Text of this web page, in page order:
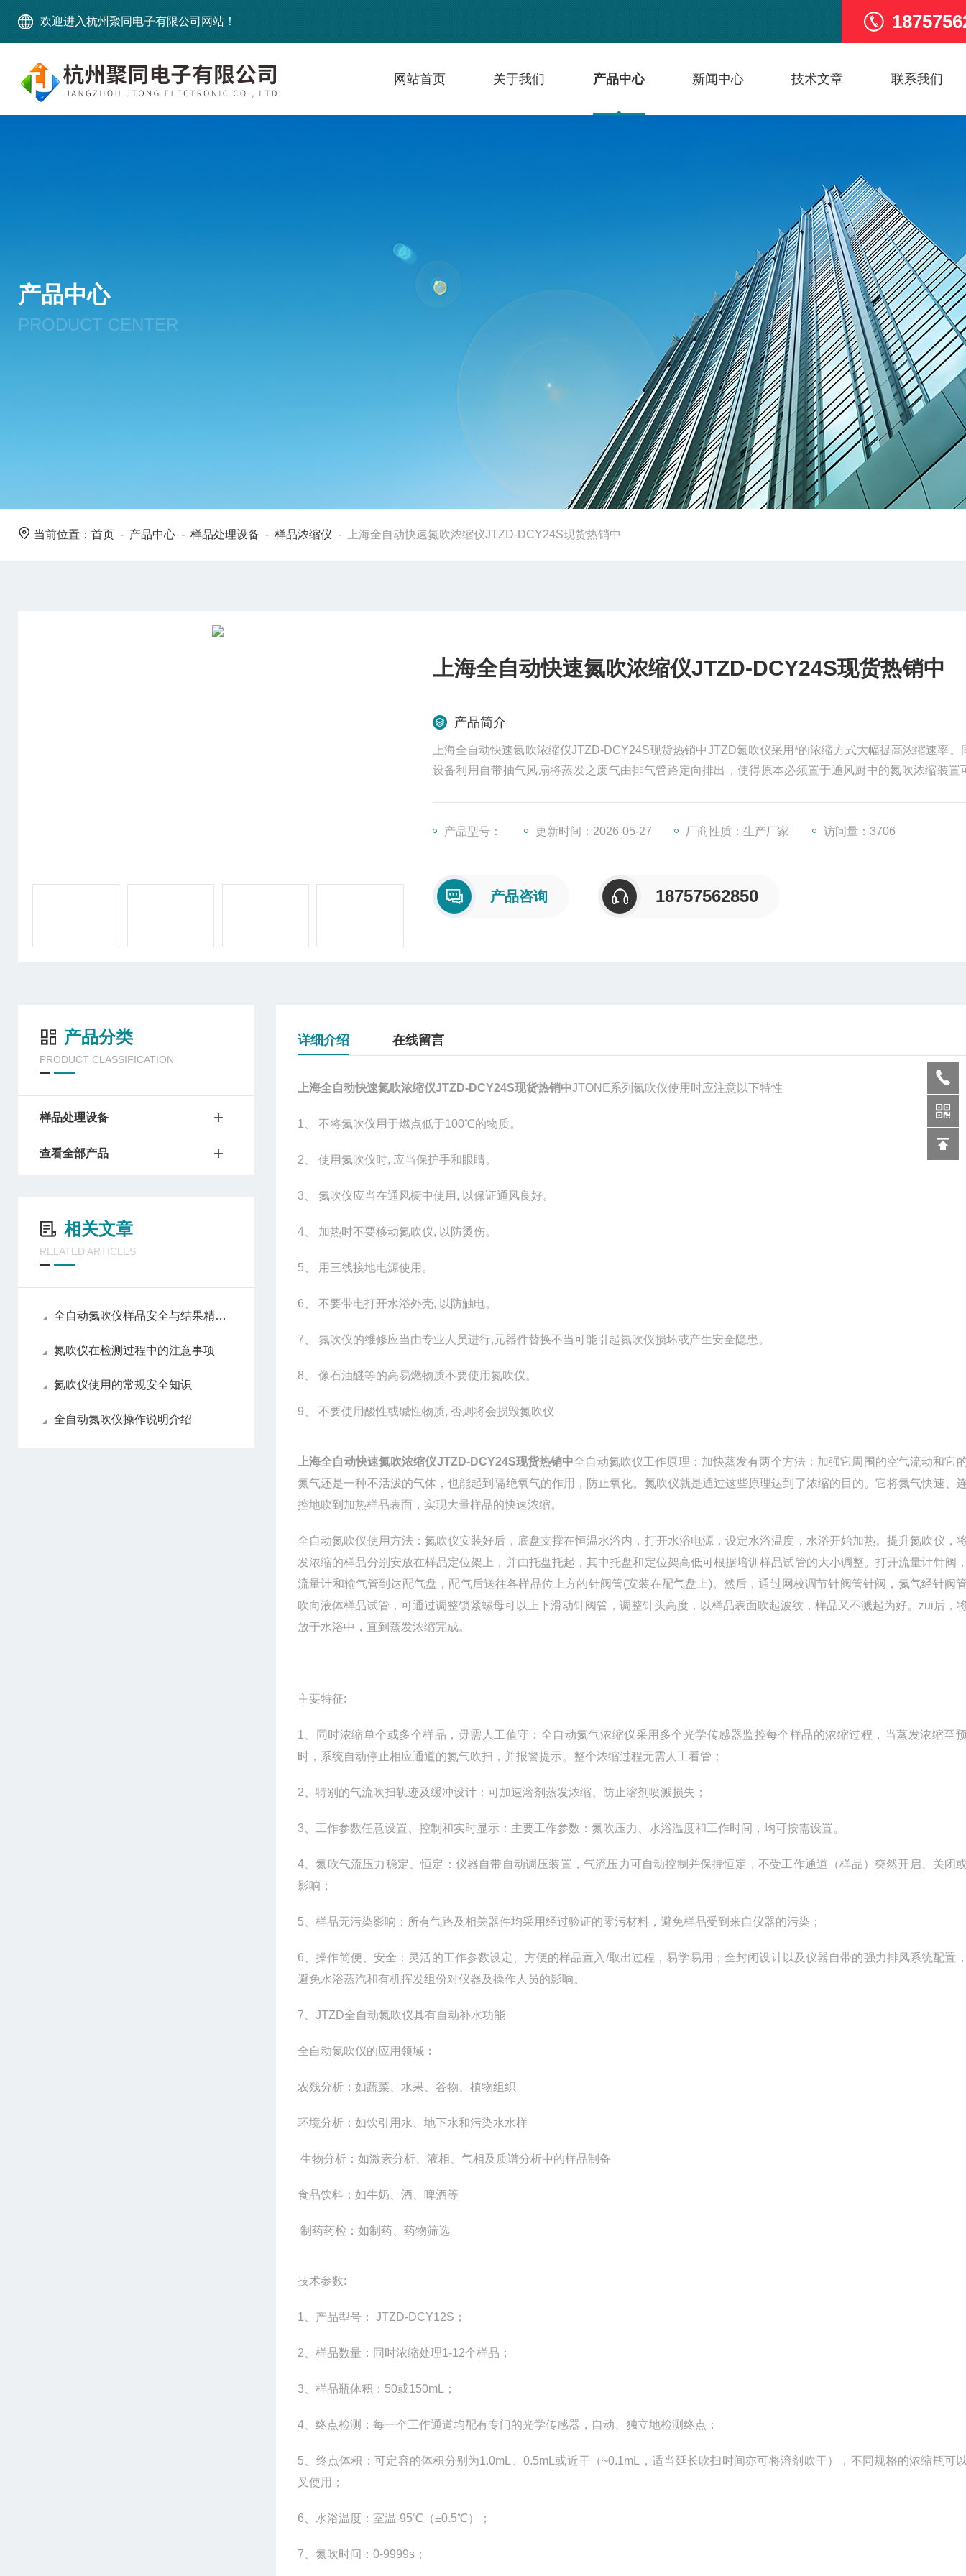
欢迎进入杭州聚同电子有限公司网站！
网站首页 关于我们 产品中心 新闻中心 技术文章 联系我们
产品中心
PRODUCT CENTER
当前位置： 首页 - 产品中心 - 样品处理设备 - 样品浓缩仪 - 上海全自动快速氮吹浓缩仪JTZD-DCY24S现货热销中
上海全自动快速氮吹浓缩仪JTZD-DCY24S现货热销中
产品简介
上海全自动快速氮吹浓缩仪JTZD-DCY24S现货热销中JTZD氮吹仪采用*的浓缩方式大幅提高浓缩速率。
设备利用自带抽气风扇将蒸发之废气由排气管路定向排出，使得原本必须置于通风厨中的氮吹浓缩装置
产品型号：
更新时间：2026-05-27 厂商性质：生产厂家 访问量：3706
产品咨询 18757562850
产品分类
PRODUCT CLASSIFICATION
样品处理设备
查看全部产品
相关文章
RELATED ARTICLES
全自动氮吹仪样品安全与结果精准性
氮吹仪在检测过程中的注意事项
氮吹仪使用的常规安全知识
全自动氮吹仪操作说明介绍
详细介绍 在线留言
上海全自动快速氮吹浓缩仪JTZD-DCY24S现货热销中JTONE系列氮吹仪使用时应注意以下特性
1 、 不将氮吹仪用于燃点低于100℃的物质。
2 、 使用氮吹仪时, 应当保护手和眼睛。
3 、 氮吹仪应当在通风橱中使用, 以保证通风良好。
4 、 加热时不要移动氮吹仪, 以防烫伤。
5 、 用三线接地电源使用。
6 、 不要带电打开水浴外壳, 以防触电。
7 、 氮吹仪的维修应当由专业人员进行,元器件替换不当可能引起氮吹仪损坏或产生安全隐患。
8 、 像石油醚等的高易燃物质不要使用氮吹仪。
9 、 不要使用酸性或碱性物质, 否则将会损毁氮吹仪
上海全自动快速氮吹浓缩仪JTZD-DCY24S现货热销中全自动氮吹仪工作原理：加快蒸发有两个方法：加强它周围的空气流动和它
氮气还是一种不活泼的气体，也能起到隔绝氧气的作用，防止氧化。氮吹仪就是通过这些原理达到了浓缩的目的。它将氮气快速、
控地吹到加热样品表面，实现大量样品的快速浓缩。
全自动氮吹仪使用方法：氮吹仪安装好后，底盘支撑在恒温水浴内，打开水浴电源，设定水浴温度，水浴开始加热。提升氮吹仪，
发浓缩的样品分别安放在样品定位架上，并由托盘托起，其中托盘和定位架高低可根据培训样品试管的大小调整。打开流量计针阀
流量计和输气管到达配气盘，配气后送往各样品位上方的针阀管(安装在配气盘上)。然后，通过网校调节针阀管针阀，氮气经针阀
吹向液体样品试管，可通过调整锁紧螺母可以上下滑动针阀管，调整针头高度，以样品表面吹起波纹，样品又不溅起为好。zui后，
放于水浴中，直到蒸发浓缩完成。
主要特征:
1
、同时浓缩单个或多个样品，毋需人工值守：全自动氮气浓缩仪采用多个光学传感器监控每个样品的浓缩过程，当蒸发浓缩至
时，系统自动停止相应通道的氮气吹扫，并报警提示。整个浓缩过程无需人工看管；
2 、特别的气流吹扫轨迹及缓冲设计：可加速溶剂蒸发浓缩、防止溶剂喷溅损失；
3 、工作参数任意设置、控制和实时显示：主要工作参数：氮吹压力、水浴温度和工作时间，均可按需设置。
4 、氮吹气流压力稳定、恒定：仪器自带自动调压装置，气流压力可自动控制并保持恒定，不受工作通道（样品）突然开启、关闭
影响；
5 、样品无污染影响：所有气路及相关器件均采用经过验证的零污材料，避免样品受到来自仪器的污染；
6 、操作简便、安全：灵活的工作参数设定、方便的样品置入 /取出过程，易学易用；全封闭设计以及仪器自带的强力排风系统配置
避免水浴蒸汽和有机挥发组份对仪器及操作人员的影响。
7 JTZD全自动氮吹仪具有自动补水功能
全自动氮吹仪的应用领域：
农残分析：如蔬菜、水果、谷物、植物组织
环境分析：如饮引用水、地下水和污染水水样
生物分析：如激素分析、液相、气相及质谱分析中的样品制备
食品饮料：如牛奶、酒、啤酒等
制药药检：如制药、药物筛选
技术参数:
1 、产品型号： JTZD-DCY12S ；
2 、样品数量：同时浓缩处理1-12个样品；
3 、样品瓶体积： 50或150mL ；
4 、终点检测：每一个工作通道均配有专门的光学传感器，自动、独立地检测终点；
5 、终点体积：可定容的体积分别为1.0mL 、0.5mL或近干（~0.1mL
，适当延长吹扫时间亦可将溶剂吹干），不同规格的浓缩瓶可
叉使用；
6 、水浴温度：室温-95℃（±0.5℃）；
7 、氮吹时间： 0-9999s ；